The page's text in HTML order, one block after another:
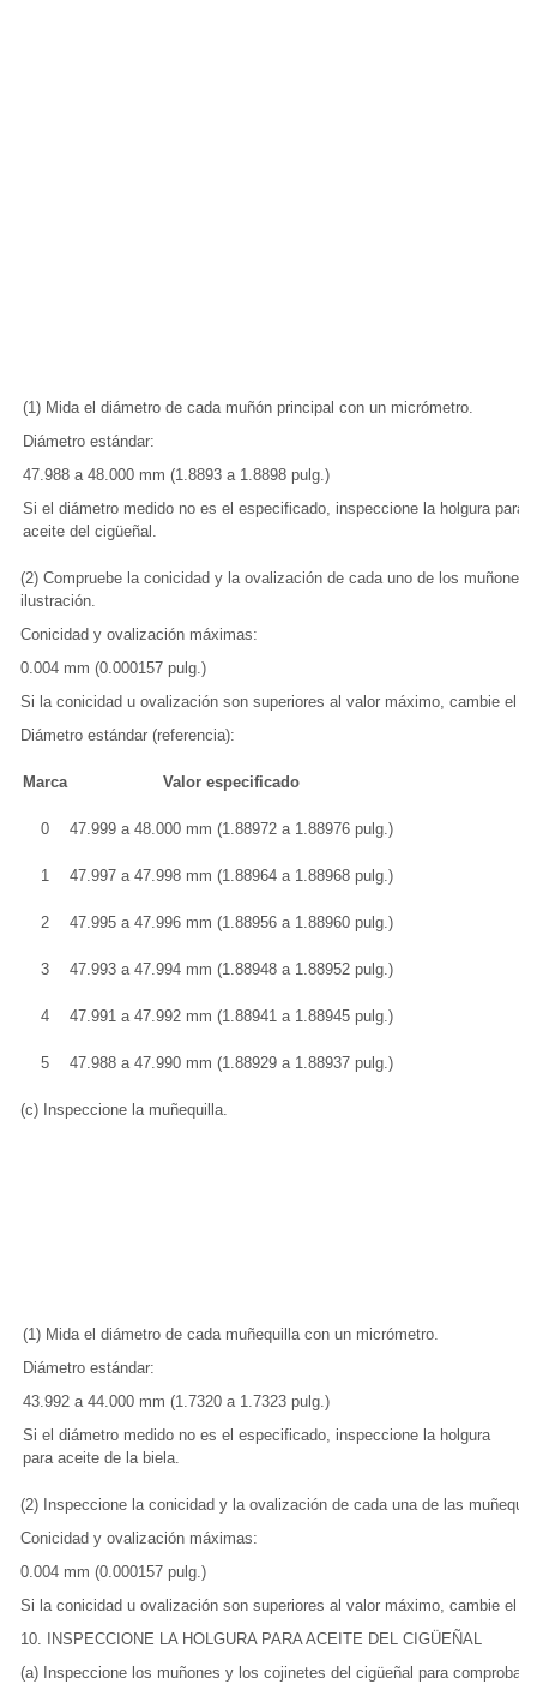
(1) Mida el diámetro de cada muñón principal con un micrómetro.
Diámetro estándar:
47.988 a 48.000 mm (1.8893 a 1.8898 pulg.)
Si el diámetro medido no es el especificado, inspeccione la holgura para
aceite del cigüeñal.
(2) Compruebe la conicidad y la ovalización de cada uno de los
ilustración.
Conicidad y ovalización máximas:
0.004 mm (0.000157 pulg.)
Si la conicidad u ovalización son superiores al valor máximo, cambie el
Diámetro estándar (referencia):
Marca Valor especificado
0 47.999 a 48.000 mm (1.88972 a 1.88976 pulg.)
1 47.997 a 47.998 mm (1.88964 a 1.88968 pulg.)
2 47.995 a 47.996 mm (1.88956 a 1.88960 pulg.)
3 47.993 a 47.994 mm (1.88948 a 1.88952 pulg.)
4 47.991 a 47.992 mm (1.88941 a 1.88945 pulg.)
5 47.988 a 47.990 mm (1.88929 a 1.88937 pulg.)
(c) Inspeccione la muñequilla.
(1) Mida el diámetro de cada muñequilla con un micrómetro.
Diámetro estándar:
43.992 a 44.000 mm (1.7320 a 1.7323 pulg.)
Si el diámetro medido no es el especificado, inspeccione la holgura
para aceite de la biela.
(2) Inspeccione la conicidad y la ovalización de cada una de las
Conicidad y ovalización máximas:
0.004 mm (0.000157 pulg.)
Si la conicidad u ovalización son superiores al valor máximo, cambie el
10. INSPECCIONE LA HOLGURA PARA ACEITE DEL CIGÜEÑAL
(a) Inspeccione los muñones y los cojinetes del cigüeñal para comprobar